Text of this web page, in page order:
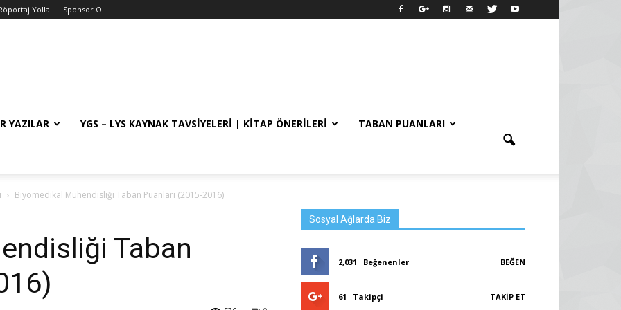
Yolla Sponsor Ol
YAZILAR YGS – LYS KAYNAK TAVSIYELERI | KITAP ÖNERILERI TABAN PUANLARI
Biyomedikal Mühendisliği Taban Puanları (2015-2016)
Taban
Sosyal Ağlarda Biz
2,031 Beğenenler BEĞEN
61 Takipçi TAKIP ET